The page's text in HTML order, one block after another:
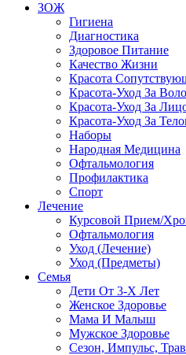
ЗОЖ
Гигиена
Диагностика
Здоровое Питание
Качество Жизни
Красота
Красота-Уход За
Красота-Уход За
Красота-Уход За
Наборы
Народная Медицина
Офтальмология
Профилактика
Спорт
Лечение
Курсовой Прием/
Офтальмология
Уход (Лечение)
Уход (Предметы)
Семья
Дети От 3-Х Лет
Женское Здоровье
Мама И Малыш
Мужское Здоровье
Сезон, Импульс,